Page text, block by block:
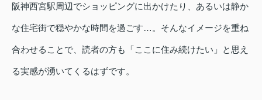
阪神西宮駅周辺でショッピングに出かけたり、あるいは静か
な住宅街で穏やかな時間を過ごす…。そんなイメージを重ね
合わせることで、読者の方も「ここに住み続けたい」と思え
る実感が湧いてくるはずです。